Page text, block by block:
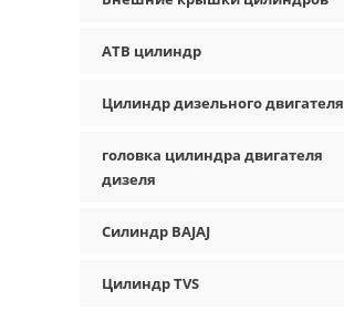
АТВ цилиндр
Цилиндр дизельного двигателя
головка цилиндра двигателя
дизеля
Силиндр BAJAJ
Цилиндр TVS